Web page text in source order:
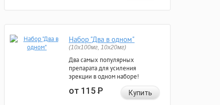
Набор "Два в одном"
(10x100мг, 10x20мг)
Два самых популярных
препарата для усиления
эрекции в одном наборе!
от 115Р Купить